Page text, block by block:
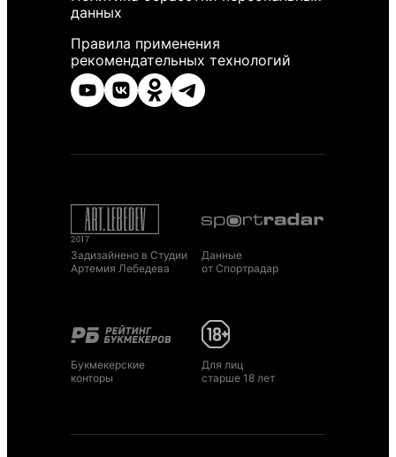
данных
Правила применения
рекомендательных технологий
Задизайнено в Студии
Артемия Лебедева
Данные
от Спортрадар
Букмекерские
конторы
Для лиц
старше 18 лет